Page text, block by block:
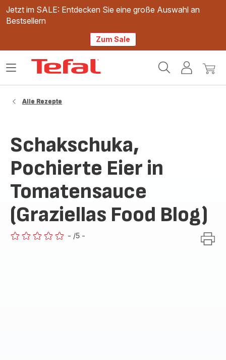
Jetzt im SALE: Entdecken Sie eine große Auswahl an
Bestsellern
Zum Sale
Mein
Mein
Das
Alle Rezepte
Schakschuka,
Pochierte Eier in
Tomatensauce
(Graziellas Food Blog)
- /5 -